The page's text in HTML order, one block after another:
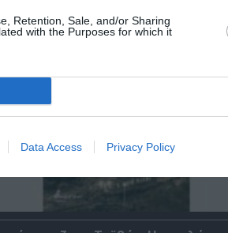
Retention, Sale, and/or Sharing
with the Purposes for which it
Data Access Privacy Policy